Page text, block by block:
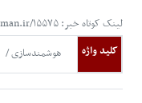
لینک کوتاه خبر: https://eghtesadkerman.ir/۱۵۵۷۵
کلید واژه
هوشمندسازی